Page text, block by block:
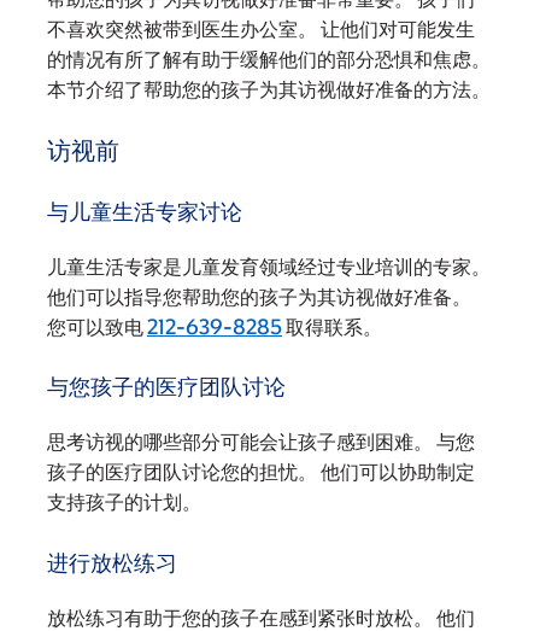
不喜欢突然被带到医生办公室。 让他们对可能发生
的情况有所了解有助于缓解他们的部分恐惧和焦虑。
本节介绍了帮助您的孩子为其访视做好准备的方法。
访视前
与儿童生活专家讨论
儿童生活专家是儿童发育领域经过专业培训的专家。
他们可以指导您帮助您的孩子为其访视做好准备。
您可以致电212-639-8285取得联系。
与您孩子的医疗团队讨论
思考访视的哪些部分可能会让孩子感到困难。 与您
孩子的医疗团队讨论您的担忧。 他们可以协助制定
支持孩子的计划。
进行放松练习
放松练习有助于您的孩子在感到紧张时放松。 他们